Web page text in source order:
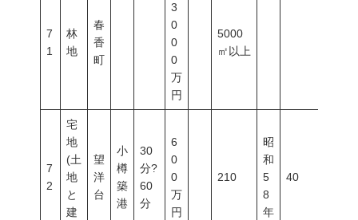
7
1
林
地
春
香
町
3
0
0
0
万
円
5000
㎡以上
7
2
宅
地
(土
地
と
建
望
洋
台
小
樽
築
港
30
分?
60
分
6
0
0
万
円
210
昭
和
5
8
年
40